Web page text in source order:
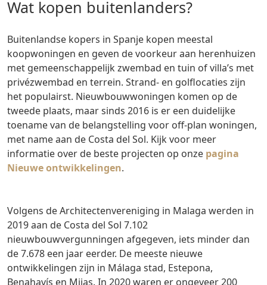
Wat kopen buitenlanders?
Buitenlandse kopers in Spanje kopen meestal
koopwoningen en geven de voorkeur aan herenhuizen
met gemeenschappelijk zwembad en tuin of villa’s met
privézwembad en terrein. Strand- en golflocaties zijn
het populairst. Nieuwbouwwoningen komen op de
tweede plaats, maar sinds 2016 is er een duidelijke
toename van de belangstelling voor off-plan woningen,
met name aan de Costa del Sol. Kijk voor meer
informatie over de beste projecten op onze pagina
Nieuwe ontwikkelingen.
Volgens de Architectenvereniging in Malaga werden in
2019 aan de Costa del Sol 7.102
nieuwbouwvergunningen afgegeven, iets minder dan
de 7.678 een jaar eerder. De meeste nieuwe
ontwikkelingen zijn in Málaga stad, Estepona,
Benahavís en Mijas. In 2020 waren er ongeveer 200